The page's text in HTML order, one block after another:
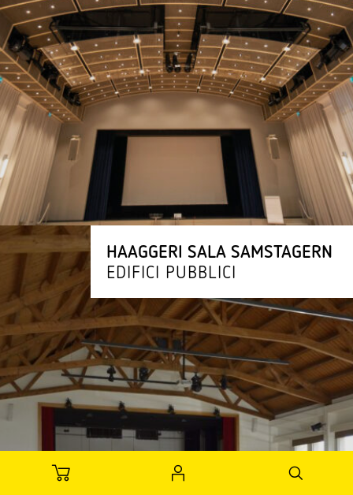
HAAGGERI SALA SAMSTAGERN
EDIFICI PUBBLICI